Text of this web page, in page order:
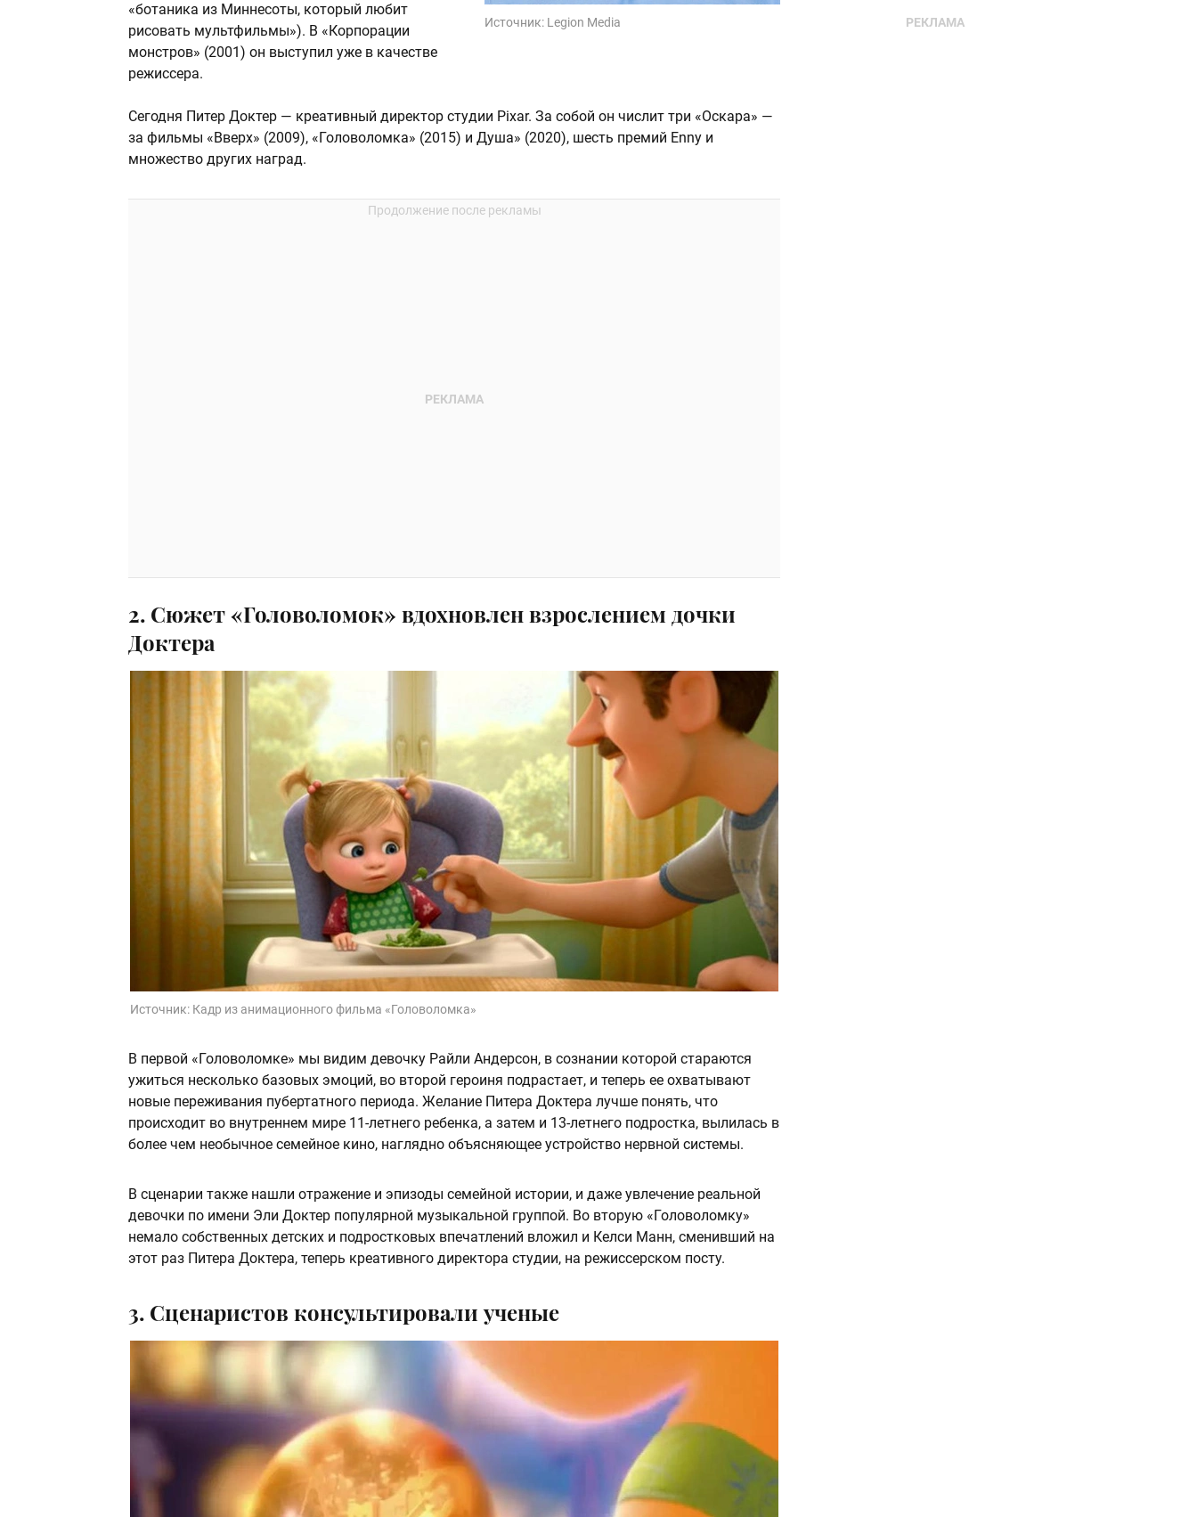
Источник: Legion Media
«ботаника из Миннесоты, который любит
рисовать мультфильмы»). В «Корпорации
монстров» (2001) он выступил уже в качестве
режиссера.
Сегодня Питер Доктер — креативный директор студии Pixar. За собой он числит три «Оскара» —
за фильмы «Вверх» (2009), «Головоломка» (2015) и Душа» (2020), шесть премий Enny и
множество других наград.
2. Сюжет «Головоломок» вдохновлен взрослением дочки
Доктера
Источник: Кадр из анимационного фильма «Головоломка»
В первой «Головоломке» мы видим девочку Райли Андерсон, в сознании которой стараются
ужиться несколько базовых эмоций, во второй героиня подрастает, и теперь ее охватывают
новые переживания пубертатного периода. Желание Питера Доктера лучше понять, что
происходит во внутреннем мире 11-летнего ребенка, а затем и 13-летнего подростка, вылилась в
более чем необычное семейное кино, наглядно объясняющее устройство нервной системы.
В сценарии также нашли отражение и эпизоды семейной истории, и даже увлечение реальной
девочки по имени Эли Доктер популярной музыкальной группой. Во вторую «Головоломку»
немало собственных детских и подростковых впечатлений вложил и Келси Манн, сменивший на
этот раз Питера Доктера, теперь креативного директора студии, на режиссерском посту.
3. Сценаристов консультировали ученые